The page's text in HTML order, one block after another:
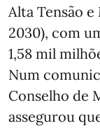
Alta Tensão
2030), com
1,58 mil
Num
Conselho de
assegurou